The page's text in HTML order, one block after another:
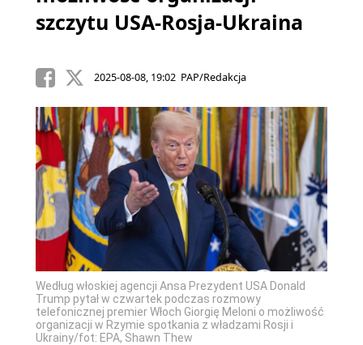
szczytu USA-Rosja-Ukraina
2025-08-08, 19:02 PAP/Redakcja
Według włoskiej agencji Ansa Prezydent USA Donald
Trump pytał w czwartek podczas rozmowy
telefonicznej premier Włoch Giorgię Meloni o możliwość
organizacji w Rzymie spotkania z władzami Rosji i
Ukrainy/fot: EPA, Shawn Thew